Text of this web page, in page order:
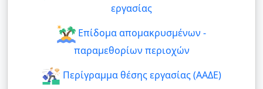
εργασίας
Επίδομα απομακρυσμένων -
παραμεθορίων περιοχών
Περίγραμμα θέσης εργασίας (ΑΑΔΕ)